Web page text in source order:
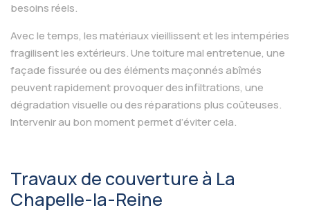
besoins réels.
Avec le temps, les matériaux vieillissent et les intempéries
fragilisent les extérieurs. Une toiture mal entretenue, une
façade fissurée ou des éléments maçonnés abîmés
peuvent rapidement provoquer des infiltrations, une
dégradation visuelle ou des réparations plus coûteuses.
Intervenir au bon moment permet d’éviter cela.
Travaux de couverture à La
Chapelle-la-Reine